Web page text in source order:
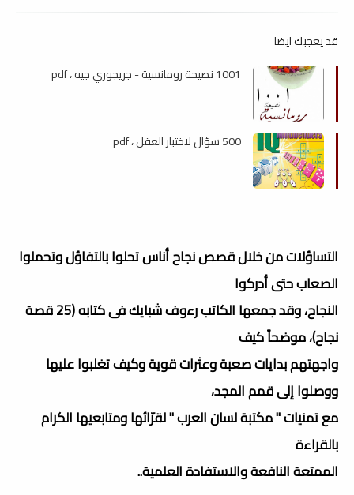
قد يعجبك ايضا
1001 نصيحة رومانسية - جريجوري جيه ، pdf
500 سؤال لاختبار العقل ، pdf
التساؤلات من خلال قصص نجاح أناس تحلوا بالتفاؤل وتحملوا
الصعاب حتى أدركوا
النجاح، وقد جمعها الكاتب رءوف شبايك فى كتابه (25 قصة
نجاح)، موضحاً كيف
واجهتهم بدايات صعبة وعثرات قوية وكيف تغلبوا عليها
ووصلوا إلى قمم المجد،
مع تمنيات " مكتبة لسان العرب " لقرّائها ومتابعيها الكرام
بالقراءة
الممتعة النافعة والاستفادة العلمية..